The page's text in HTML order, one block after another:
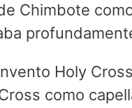
Chimbote
Holy
como